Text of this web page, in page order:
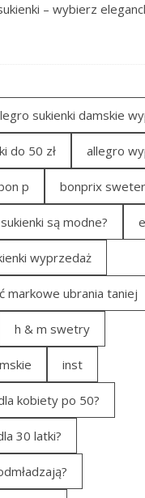
– wybierz
sukienki damskie
do 50 zł allegro
p bonprix sweter
są modne?
wyprzedaż
markowe ubrania taniej
h & m swetry
inst
kobiety po 50?
30 latki?